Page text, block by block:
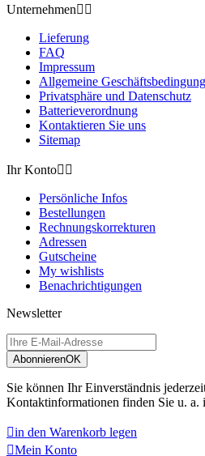
Unternehmen 
Lieferung
FAQ
Impressum
Allgemeine
Privatsphäre und Datenschutz
Batterieverordnung
Kontaktieren Sie uns
Sitemap
Ihr Konto 
Persönliche Infos
Bestellungen
Rechnungskorrekturen
Adressen
Gutscheine
My wishlists
Benachrichtigungen
Newsletter
AbonnierenOK
Sie können Ihr Einverständnis
Kontaktinformationen finden Sie u. a.
in den Warenkorb legen
Mein Konto